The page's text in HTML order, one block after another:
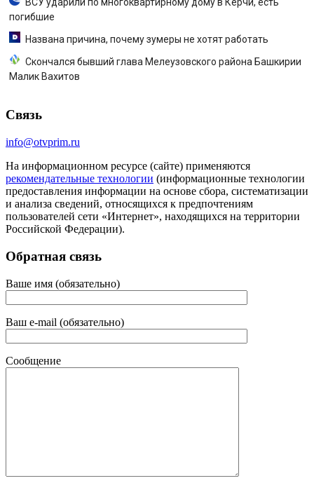
погибшие
Названа причина, почему зумеры не хотят работать
Скончался бывший глава Мелеузовского района Башкирии
Малик Вахитов
Связь
info@otvprim.ru
На информационном ресурсе (сайте) применяются
рекомендательные технологии (информационные технологии
предоставления информации на основе сбора, систематизации
и анализа сведений, относящихся к предпочтениям
пользователей сети «Интернет», находящихся на территории
Российской Федерации).
Обратная связь
Ваше имя (обязательно)
Ваш e-mail (обязательно)
Сообщение